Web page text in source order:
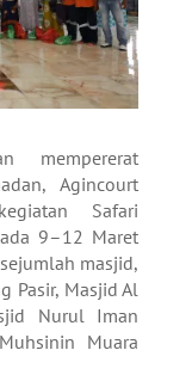
mempererat
Agincourt
Safari
9–12 Maret
masjid,
Pasir, Masjid Al
Nurul Iman
Muara